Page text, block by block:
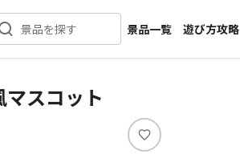
景品を探す
景品一覧
新着景品
メーカー一覧
遊び方攻略
マスコット
い